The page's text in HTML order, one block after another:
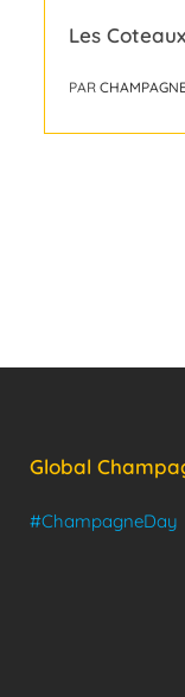
Les
PAR
Global
#ChampagneDay